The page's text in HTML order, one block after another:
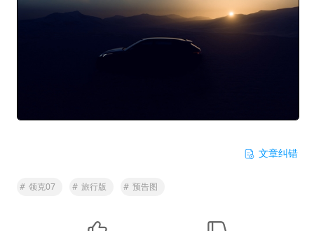
文章纠错
# 领克07 # 旅行版 # 预告图